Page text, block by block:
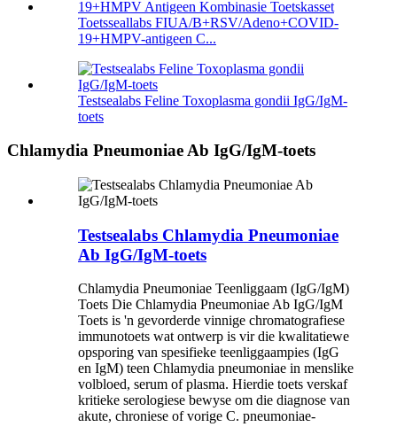
Toetsseallabs FIUA/B+RSV/Adeno+COVID-
19+HMPV-antigeen C...
Testsealabs Feline Toxoplasma gondii IgG/IgM-
toets
Chlamydia Pneumoniae Ab IgG/IgM-toets
Testsealabs Chlamydia Pneumoniae
Ab IgG/IgM-toets
Chlamydia Pneumoniae Teenliggaam (IgG/IgM)
Toets Die Chlamydia Pneumoniae Ab IgG/IgM
Toets is 'n gevorderde vinnige chromatografiese
immunotoets wat ontwerp is vir die kwalitatiewe
opsporing van spesifieke teenliggaampies (IgG
en IgM) teen Chlamydia pneumoniae in menslike
volbloed, serum of plasma. Hierdie toets verskaf
kritieke serologiese bewyse om die diagnose van
akute, chroniese of vorige C. pneumoniae-